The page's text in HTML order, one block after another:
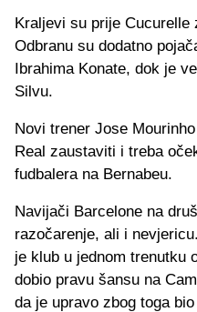
Kraljevi su prije
Odbranu su dodatno
Ibrahima Konate, dok je
Silvu.
Novi trener Jose
Real zaustaviti i treba
fudbalera na Bernabeu.
Navijači Barcelone na
razočarenje, ali i
je klub u jednom trenutku
dobio pravu šansu na
da je upravo zbog toga